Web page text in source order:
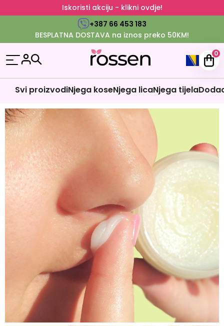
Iskoristi akciju - klikni ovdje!
+387 66 453 183
BESPLATNA DOSTAVA na iznos preko 50KM!
0
Svi proizvodiNjega koseNjega licaNjega tijela